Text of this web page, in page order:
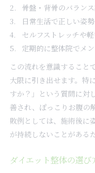
骨盤・背骨のバラン
日常生活で正しい姿
セルフストレッチや
定期的に整体院でメ
この流れを意識すること
大限に引き出せます。特
すか？」という質問に対
善され、ぽっこりお腹の
敗例としては、施術後に
が持続しないことがある
ダイエット整体の選